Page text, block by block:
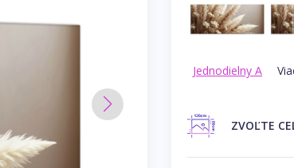
Jednodielny A
ZVOĽTE